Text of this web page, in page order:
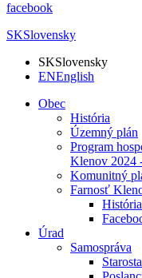
facebook
SKSlovensky
SKSlovensky
ENEnglish
Obec
História
Územný plán
Program
Klenov 2024
Komunitný
Farnosť
Úrad
Samospráva